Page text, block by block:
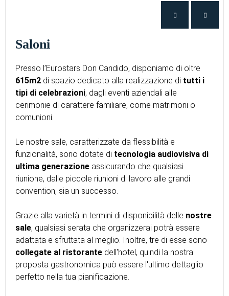
Saloni
Presso l’Eurostars Don Candido, disponiamo di oltre
615m2 di spazio dedicato alla realizzazione di tutti i
tipi di celebrazioni, dagli eventi aziendali alle
cerimonie di carattere familiare, come matrimoni o
comunioni.
Le nostre sale, caratterizzate da flessibilità e
funzionalità, sono dotate di tecnologia audiovisiva di
ultima generazione assicurando che qualsiasi
riunione, dalle piccole riunioni di lavoro alle grandi
convention, sia un successo.
Grazie alla varietà in termini di disponibilità delle nostre
sale, qualsiasi serata che organizzerai potrà essere
adattata e sfruttata al meglio. Inoltre, tre di esse sono
collegate al ristorante dell'hotel, quindi la nostra
proposta gastronomica può essere l'ultimo dettaglio
perfetto nella tua pianificazione.